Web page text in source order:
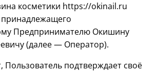
косметики https://okinail.ru
Предпринимателю Окишину
(далее — Оператор).
Пользователь подтверждает своё